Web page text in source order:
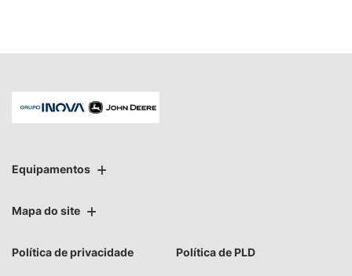
Equipamentos
Mapa do site
Política de privacidade Política de PLD